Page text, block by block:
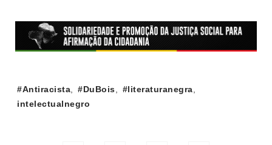
Tags:
#Antiracista #DuBois #literaturanegra
intelectualnegro